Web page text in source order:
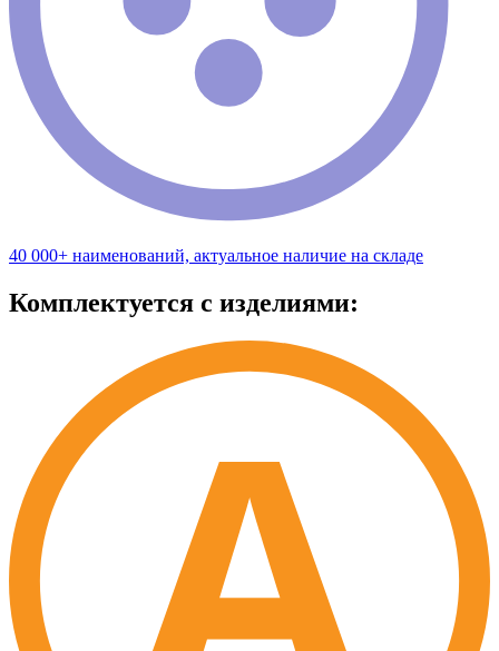
40 000+ наименований, актуальное наличие на складе
Комплектуется с изделиями: